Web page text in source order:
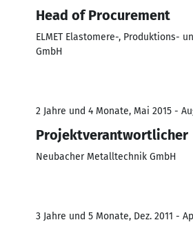
Head of Procurement
ELMET Elastomere-, Produktions-
GmbH
2 Jahre und 4 Monate, Mai 2015 -
Projektverantwortlicher
Neubacher Metalltechnik GmbH
3 Jahre und 5 Monate, Dez. 2011 -